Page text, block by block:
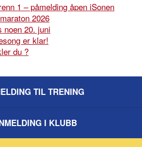
1 – påmelding åpen iSonen
2026
noen 20. juni
er klar!
du ?
TIL TRENING
I KLUBB